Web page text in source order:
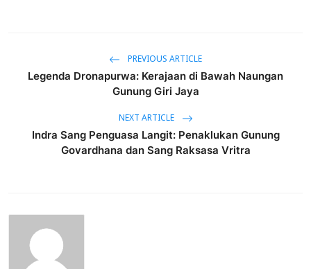
PREVIOUS ARTICLE
Legenda Dronapurwa: Kerajaan di Bawah Naungan
Gunung Giri Jaya
NEXT ARTICLE
Indra Sang Penguasa Langit: Penaklukan Gunung
Govardhana dan Sang Raksasa Vritra